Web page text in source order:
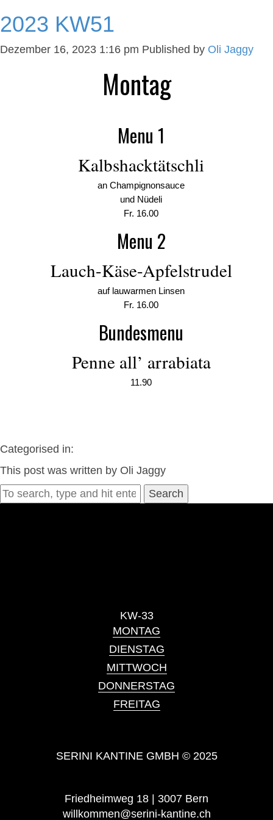
2023 KW51
Dezember 16, 2023 1:16 pm Published by Oli Jaggy
Montag
Menu 1
Kalbshacktätschli
an Champignonsauce
und Nüdeli
Fr. 16.00
Menu 2
Lauch-Käse-Apfelstrudel
auf lauwarmen Linsen
Fr. 16.00
Bundesmenu
Penne all’ arrabiata
11.90
Categorised in:
This post was written by Oli Jaggy
Search
KW-33
MONTAG
DIENSTAG
MITTWOCH
DONNERSTAG
FREITAG
SERINI KANTINE GMBH © 2025
Friedheimweg 18 | 3007 Bern
willkommen@serini-kantine.ch